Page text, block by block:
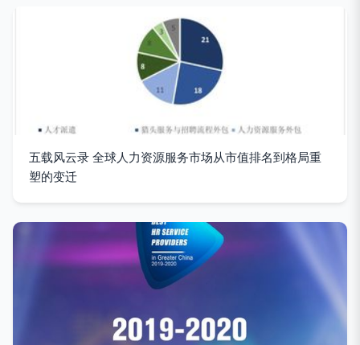
五载风云录 全球人力资源服务市场从市值排名到格局重
塑的变迁